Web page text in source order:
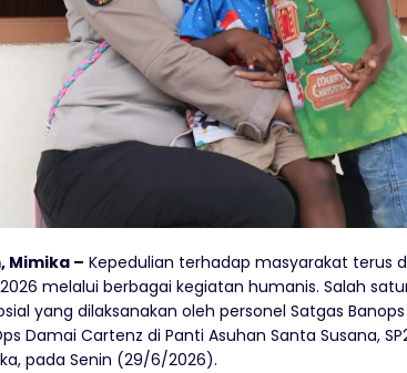
Mimika – Kepedulian terhadap masyarakat terus
melalui berbagai kegiatan humanis. Salah
yang dilaksanakan oleh personel Satgas
Damai Cartenz di Panti Asuhan Santa Susana,
pada Senin (29/6/2026).